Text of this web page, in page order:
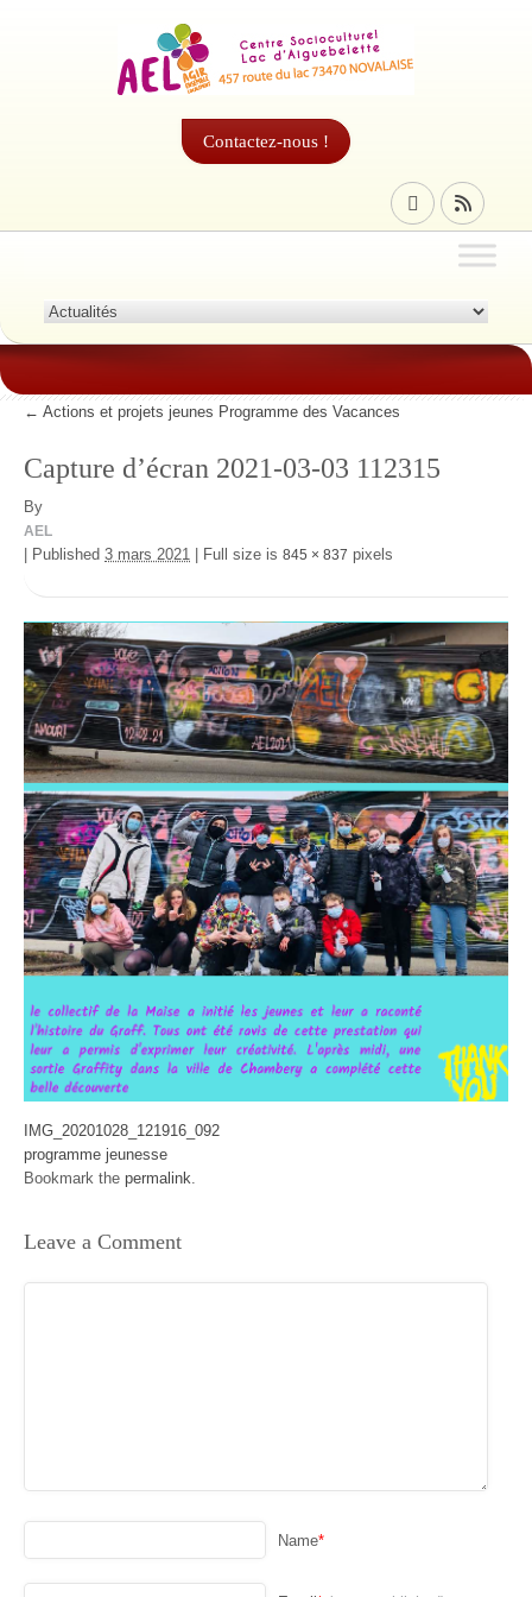
Contactez-nous !
← Actions et projets jeunes Programme des Vacances
Capture d’écran 2021-03-03 112315
By
AEL
Published 3 mars 2021 Full size is 845 × 837 pixels
IMG_20201028_121916_092
programme jeunesse
Bookmark the permalink.
Leave a Comment
Name*